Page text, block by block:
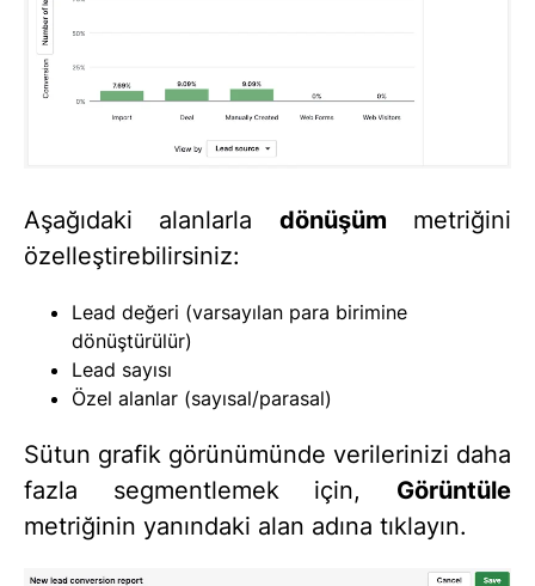
Aşağıdaki alanlarla dönüşüm metriğini
özelleştirebilirsiniz:
Lead değeri (varsayılan para birimine
dönüştürülür)
Lead sayısı
Özel alanlar (sayısal/parasal)
Sütun grafik görünümünde verilerinizi daha
fazla segmentlemek için, Görüntüle
metriğinin yanındaki alan adına tıklayın.